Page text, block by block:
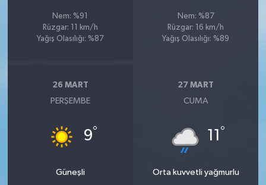
Nem: %91
Rüzgar: 11 km/h
Yağış Olasılığı: %87
Nem: %87
Rüzgar: 16 km/h
Yağış Olasılığı: %89
26 MART
PERŞEMBE
9°
Güneşli
27 MART
CUMA
11 °
Orta kuvvetli yağmurlu